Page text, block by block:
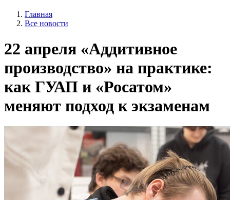
Главная
Все новости
22 апреля «Аддитивное
производство» на практике:
как ГУАП и «Росатом»
меняют подход к экзаменам